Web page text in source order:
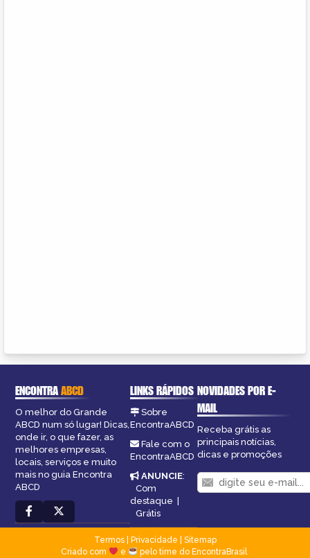
ENCONTRAABCD
O melhor do Grande
ABCD num só lugar! Dicas,
onde ir, o que fazer, as
melhores empresas,
locais, serviços e muito
mais no guia Encontra
ABCD
LINKS RÁPIDOS
Sobre
EncontraABCD
Fale com o
EncontraABCD
ANUNCIE:
Com
destaque
Grátis
NOVIDADES POR E-
MAIL
Receba grátis as
principais notícias,
dicas e promoções
Termos| Privacidade
Sitemap
Criado com
e pelo time do EncontraBrasil